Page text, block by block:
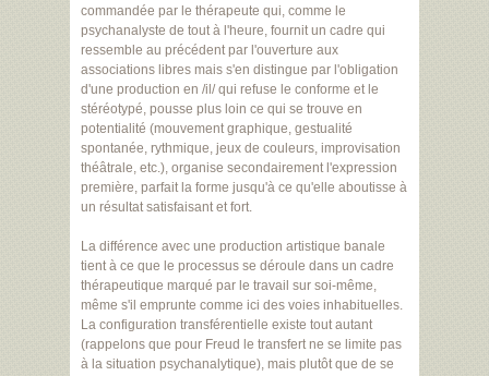
commandée par le thérapeute qui, comme le
psychanalyste de tout à l'heure, fournit un cadre qui
ressemble au précédent par l'ouverture aux
associations libres mais s'en distingue par l'obligation
d'une production en /il/ qui refuse le conforme et le
stéréotypé, pousse plus loin ce qui se trouve en
potentialité (mouvement graphique, gestualité
spontanée, rythmique, jeux de couleurs, improvisation
théâtrale, etc.), organise secondairement l'expression
première, parfait la forme jusqu'à ce qu'elle aboutisse à
un résultat satisfaisant et fort.
La différence avec une production artistique banale
tient à ce que le processus se déroule dans un cadre
thérapeutique marqué par le travail sur soi-même,
même s'il emprunte comme ici des voies inhabituelles.
La configuration transférentielle existe tout autant
(rappelons que pour Freud le transfert ne se limite pas
à la situation psychanalytique), mais plutôt que de se